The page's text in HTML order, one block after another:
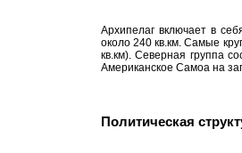
Архипелаг включает в
около 240 кв.км. Самые
кв.км). Северная группа
Американское Самоа на
Политическая